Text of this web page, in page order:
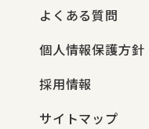
よくある質問
個人情報保護方針
採用情報
サイトマップ